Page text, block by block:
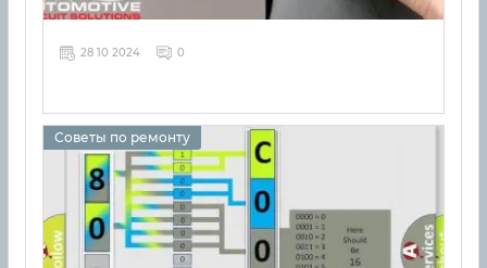
28 10 2024 0
Советы по ремонту